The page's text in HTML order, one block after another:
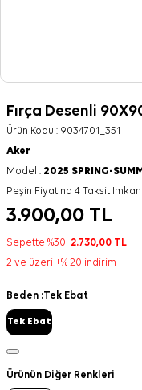
Fırça Desenli
Ürün Kodu : 9034701_351
Aker
Model : 2025 SPRING-
Peşin Fiyatına 4 Taksit İmkanı
3.900,00 TL
Sepette %30 2.730,00 TL
2 ve üzeri +% 20 indirim
Beden :Tek Ebat
Tek Ebat
Ürünün Diğer Renkleri